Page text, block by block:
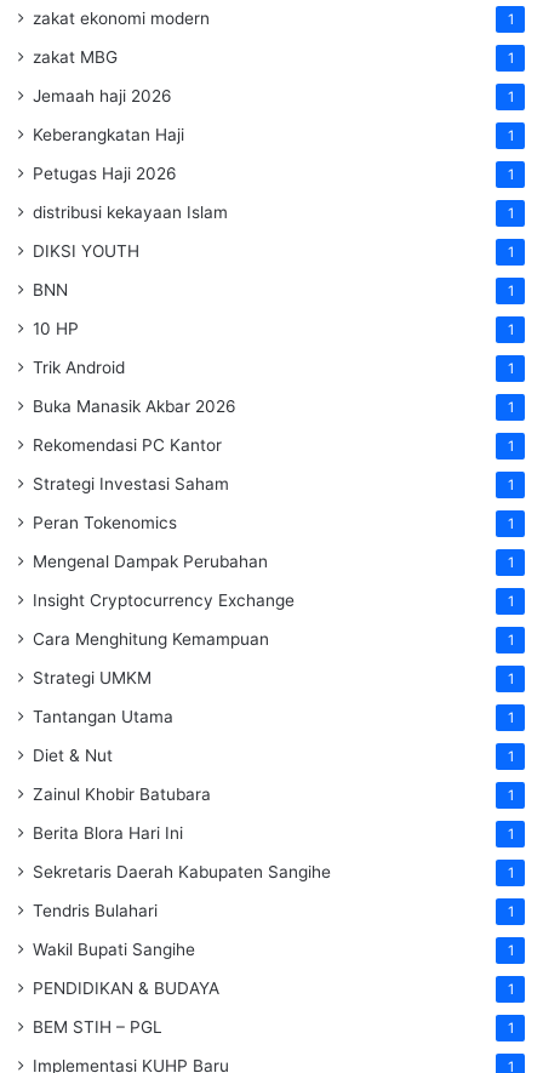
zakat ekonomi modern 1
zakat MBG 1
Jemaah haji 2026 1
Keberangkatan Haji 1
Petugas Haji 2026 1
distribusi kekayaan Islam 1
DIKSI YOUTH 1
BNN 1
10 HP 1
Trik Android 1
Buka Manasik Akbar 2026 1
Rekomendasi PC Kantor 1
Strategi Investasi Saham 1
Peran Tokenomics 1
Mengenal Dampak Perubahan 1
Insight Cryptocurrency Exchange 1
Cara Menghitung Kemampuan 1
Strategi UMKM 1
Tantangan Utama 1
Diet & Nut 1
Zainul Khobir Batubara 1
Berita Blora Hari Ini 1
Sekretaris Daerah Kabupaten Sangihe 1
Tendris Bulahari 1
Wakil Bupati Sangihe 1
PENDIDIKAN & BUDAYA 1
BEM STIH – PGL 1
Implementasi KUHP Baru 1